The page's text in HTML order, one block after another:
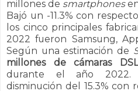
millones de smartphones
Bajó un -11.3% con
los cinco principales
2022 fueron Samsung,
Según una estimación de
millones de cámaras
durante el año 2022.
disminución del 15.3% con